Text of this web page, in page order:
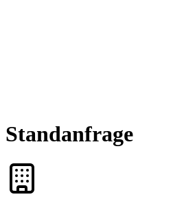
Standanfrage